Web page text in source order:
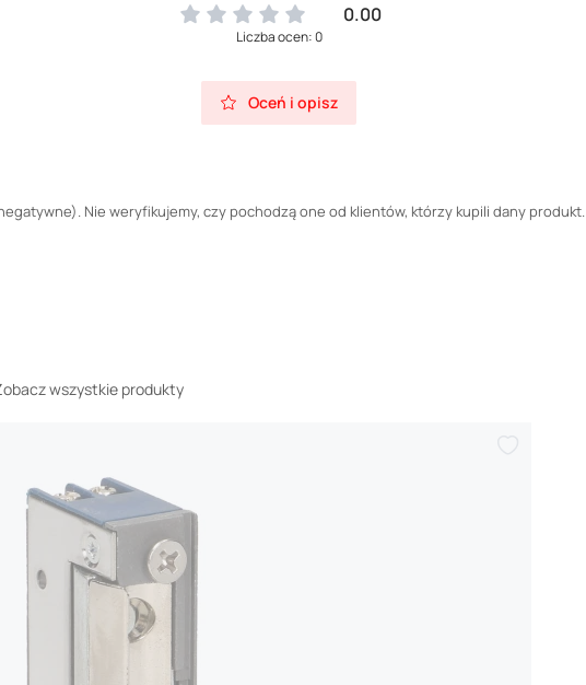
0.00
Liczba ocen: 0
Oceń i opisz
Nie weryfikujemy, czy pochodzą one od klientów, którzy kupili dany produkt.
wszystkie produkty